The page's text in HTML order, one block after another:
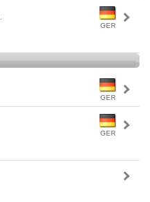
GER
GER
GER